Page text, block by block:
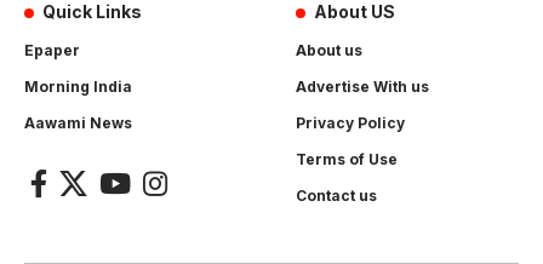
Quick Links
Epaper
Morning India
Aawami News
About US
About us
Advertise With us
Privacy Policy
Terms of Use
Contact us